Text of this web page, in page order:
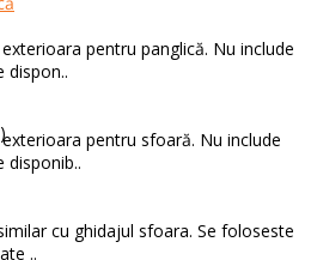
pentru panglică. Nu include
dispon..
pentru sfoară. Nu include
disponib..
cu ghidajul sfoara. Se foloseste
..